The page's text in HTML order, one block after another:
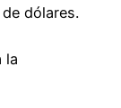
dólares.
la